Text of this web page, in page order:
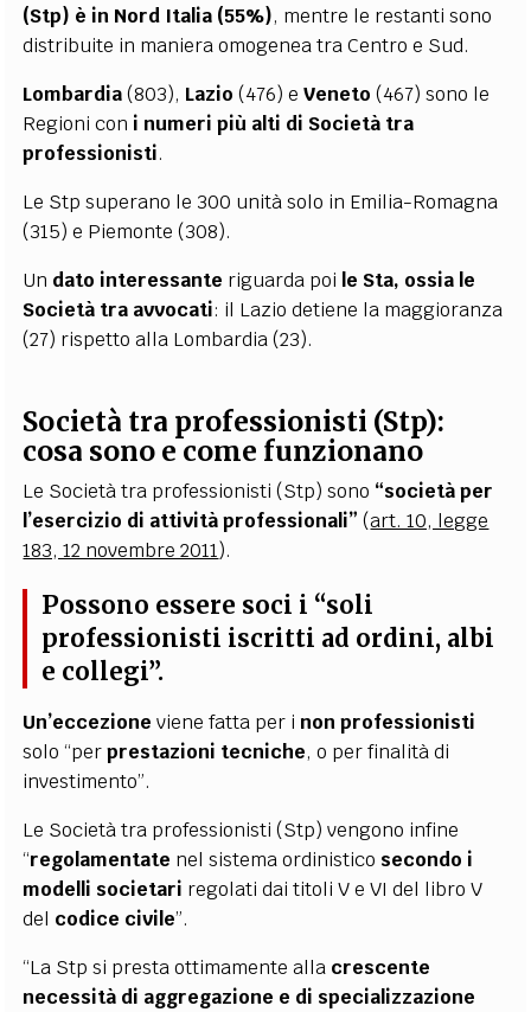
(Stp) è in Nord Italia (55%), mentre le restanti sono
distribuite in maniera omogenea tra Centro e Sud.
Lombardia(803), Lazio (476) eVeneto (467) sono le
Regioni con i numeri più alti di Società tra
professionisti.
Le Stp superano le 300 unità solo in Emilia-Romagna
(315) e Piemonte (308).
Un dato interessante riguarda poi le Sta, ossia le
Società tra avvocati: il Lazio detiene la maggioranza
(27) rispetto alla Lombardia (23).
Società tra professionisti (Stp):
cosa sono e come funzionano
Le Società tra professionisti (Stp) sono “società per
l’esercizio di attività professionali” (art. 10, legge
183, 12 novembre 2011).
Possono essere soci i “soli
professionisti iscritti ad ordini, albi
e collegi”.
Un’eccezione viene fatta per i non professionisti
solo “perprestazioni tecniche, o per finalità di
investimento”.
Le Società tra professionisti (Stp) vengono infine
“regolamentate nel sistema ordinistico secondo i
modelli societari regolati dai titoli V e VI del libro V
del codice civile”.
“La Stp si presta ottimamente alla crescente
necessità di aggregazione e di specializzazione